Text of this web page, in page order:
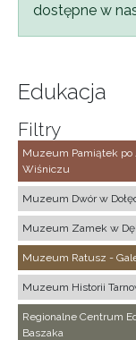
dostępne w
Edukacja
Filtry
Muzeum Pamiątek po
Wiśniczu
Muzeum Dwór w
Muzeum Zamek w
Muzeum Ratusz -
Muzeum Historii
Regionalne Centrum
Baszaka